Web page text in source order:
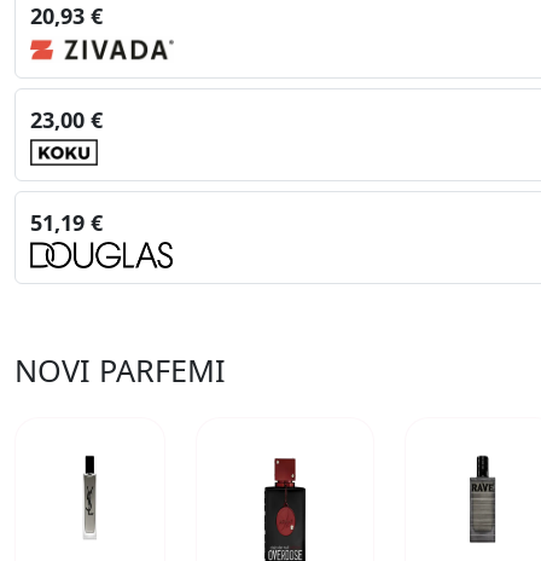
20,93 €
23,00 €
51,19 €
NOVI PARFEMI